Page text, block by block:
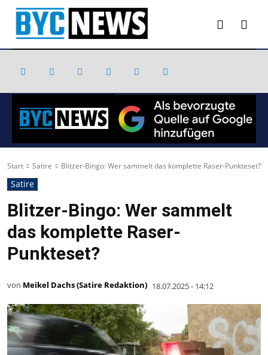
Start Satire Blitzer-Bingo: Wer sammelt das komplette Raser-Punkteset?
Satire
Blitzer-Bingo: Wer sammelt
das komplette Raser-
Punkteset?
von Meikel Dachs (Satire Redaktion) 18.07.2025 - 14:12